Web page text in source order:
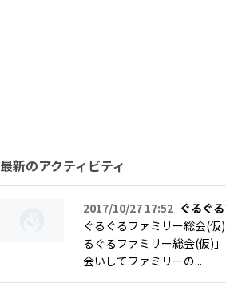
最新のアクティビティ
2017/10/27 17:52 ぐるぐ
ぐるぐるファミリー総会(
るぐるファミリー総会(仮)
会いしてファミリーの...